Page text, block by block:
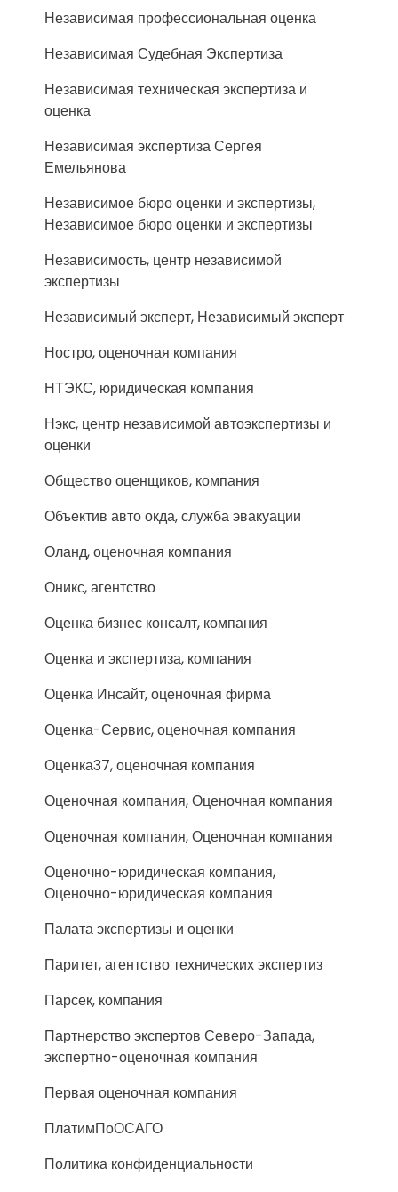
Независимая профессиональная оценка
Независимая Судебная Экспертиза
Независимая техническая экспертиза и
оценка
Независимая экспертиза Сергея
Емельянова
Независимое бюро оценки и экспертизы,
Независимое бюро оценки и экспертизы
Независимость, центр независимой
экспертизы
Независимый эксперт, Независимый эксперт
Ностро, оценочная компания
НТЭКС, юридическая компания
Нэкс, центр независимой автоэкспертизы и
оценки
Общество оценщиков, компания
Объектив авто окда, служба эвакуации
Оланд, оценочная компания
Оникс, агентство
Оценка бизнес консалт, компания
Оценка и экспертиза, компания
Оценка Инсайт, оценочная фирма
Оценка-Сервис, оценочная компания
Оценка37, оценочная компания
Оценочная компания, Оценочная компания
Оценочная компания, Оценочная компания
Оценочно-юридическая компания,
Оценочно-юридическая компания
Палата экспертизы и оценки
Паритет, агентство технических экспертиз
Парсек, компания
Партнерство экспертов Северо-Запада,
экспертно-оценочная компания
Первая оценочная компания
ПлатимПоОСАГО
Политика конфиденциальности